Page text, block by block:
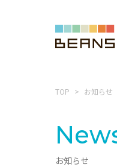
TOP お知らせ
お知らせ